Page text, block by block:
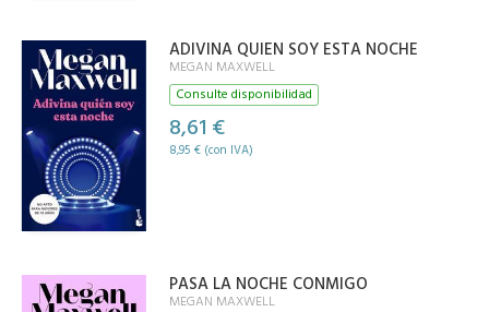
ADIVINA QUIEN SOY ESTA NOCHE
MEGAN MAXWELL
Consulte disponibilidad
8,61 €
8,95 € (con IVA)
PASA LA NOCHE CONMIGO
MEGAN MAXWELL